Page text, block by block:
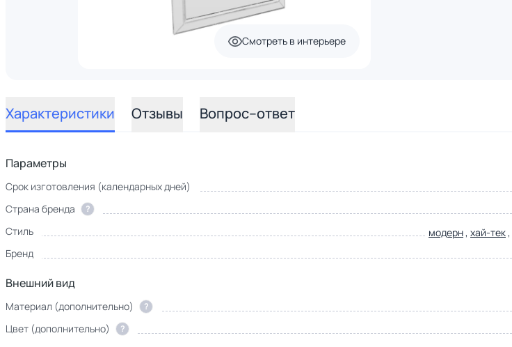
Смотреть в интерьере
Характеристики Отзывы Вопрос–ответ
Параметры
Срок изготовления (календарных дней)
Страна бренда
?
Стиль
модерн, хай-тек,
Бренд
Внешний вид
Материал (дополнительно) ?
Цвет (дополнительно)
?